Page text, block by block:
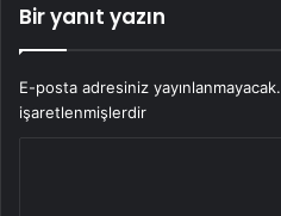
Bir yanıt yazın
E-posta adresiniz yayınlanmayacak.
işaretlenmişlerdir